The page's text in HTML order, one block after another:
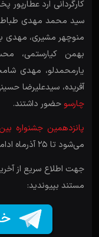
کارگردانی ارد
سید محمد مهدی
منوچهر مشیری، مهدی
بهمن کیارستمی،
یارمحمدلو، مهدی
آفریده، سیدعلیرضا
چارسو حضور داشتند.
پانزدهمین جشنواره
می‌شود تا 25 آذرماه ادامه دارد.
جهت اطلاع سریع از
مستند بپیوندید: